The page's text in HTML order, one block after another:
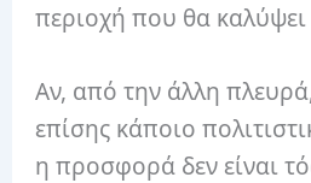
περιοχή που θα
Αν, από την άλλη
επίσης κάποιο
η προσφορά δεν είναι